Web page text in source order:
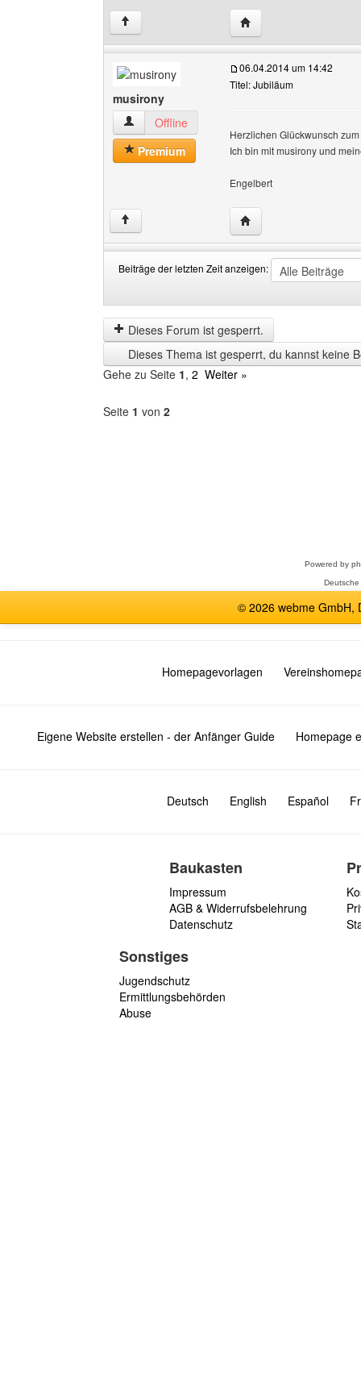
↑ Website dieses
musirony
musirony Benutzer-Profile anzeigen
Offline
Premium
06.04.2014 um 14:42
Titel: Jubiläum
Herzlichen Glückwunsch
Ich bin mit musirony und
Engelbert
↑ Website dieses
Beiträge der letzten Zeit anzeigen:
der
letzten
Zeit
anzeigen
by
Dieses Forum ist gesperrt.
Dieses Thema ist gesperrt, du kannst keine
Gehe zu Seite 1, 2 Weiter »
Seite 1 von 2
Powered by
© 2026 webme GmbH,
Homepagevorlagen
Eigene Website erstellen - der Anfänger Guide Homepage
Deutsch English Español
Baukasten
Impressum
AGB & Widerrufsbelehrung
Datenschutz
Sonstiges
Jugendschutz
Ermittlungsbehörden
Abuse